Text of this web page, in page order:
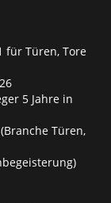
für Türen, Tore
5 Jahre in
Türen,